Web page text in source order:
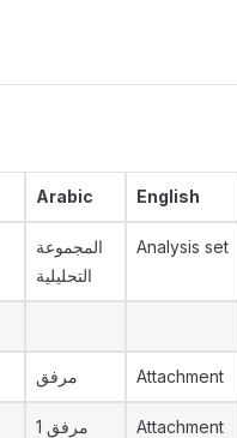
Arabic English
المجموعة
التحليلية
Analysis set
مرفق Attachment
مرفق 1
Attachment